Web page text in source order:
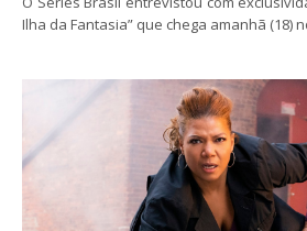
Ilha da Fantasia” que chega amanhã (18)